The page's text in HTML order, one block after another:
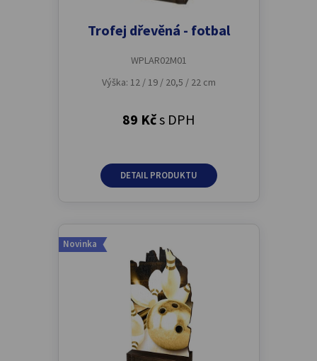
Trofej dřevěná - fotbal
WPLAR02M01
Výška: 12 / 19 / 20,5 / 22 cm
89 Kčs DPH
DETAIL PRODUKTU
Novinka